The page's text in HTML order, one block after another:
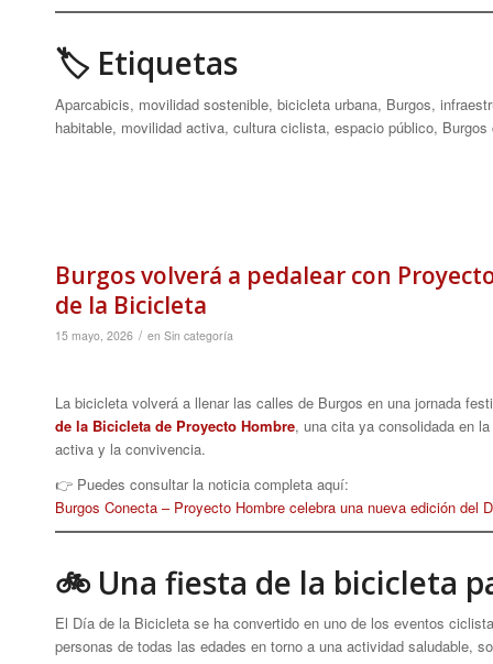
🏷 Etiquetas
Aparcabicis, movilidad sostenible, bicicleta urbana, Burgos,
habitable, movilidad activa, cultura ciclista, espacio público,
Burgos volverá a pedalear con
de la Bicicleta
15 mayo, 2026 / en Sin categoría
La bicicleta volverá a llenar las calles de Burgos en una jornada
de la Bicicleta de Proyecto Hombre, una cita ya consolidada en
activa y la convivencia.
👉 Puedes consultar la noticia completa aquí:
Burgos Conecta – Proyecto Hombre celebra una nueva edición del
🚲 Una fiesta de la bicicleta
El Día de la Bicicleta se ha convertido en uno de los eventos
personas de todas las edades en torno a una actividad saludable,